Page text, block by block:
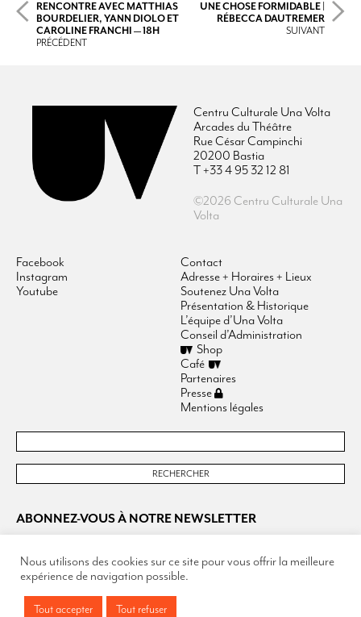
RENCONTRE AVEC MATTHIAS
BOURDELIER, YANN DIOLO ET
CAROLINE FRANCHI — 18H
PRÉCÉDENT
UNE CHOSE FORMIDABLE |
RÉBECCA DAUTREMER
SUIVANT
Centru Culturale Una Volta
Arcades du Théâtre
Rue César Campinchi
20200 Bastia
T +33 4 95 32 12 81
©2026 Centru Culturale Una
Volta
Facebook
Instagram
Youtube
Contact
Adresse + Horaires + Lieux
Soutenez Una Volta
Présentation & Historique
L’équipe d’Una Volta
Conseil d’Administration
Shop
Café
Partenaires
Presse
Mentions légales
ABONNEZ-VOUS À NOTRE NEWSLETTER
Nous utilisons des cookies sur ce site pour vous offrir la meilleure
expérience de navigation possible.
Tout accepter Tout refuser